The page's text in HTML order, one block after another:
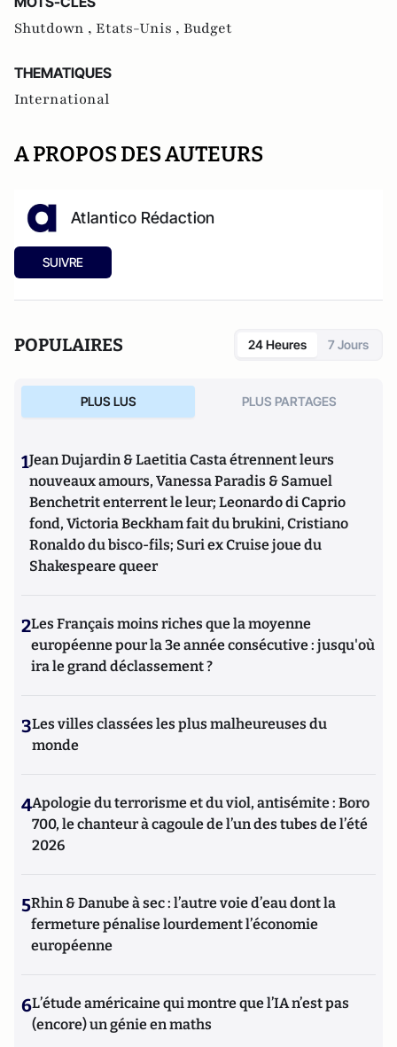
Shutdown , Etats-Unis , Budget
THEMATIQUES
International
A PROPOS DES AUTEURS
Atlantico Rédaction
SUIVRE
POPULAIRES 24 Heures 7 Jours
PLUS LUS PLUS PARTAGES
1Jean Dujardin & Laetitia Casta étrennent leurs
nouveaux amours, Vanessa Paradis & Samuel
Benchetrit enterrent le leur; Leonardo di Caprio
fond, Victoria Beckham fait du brukini, Cristiano
Ronaldo du bisco-fils; Suri ex Cruise joue du
Shakespeare queer
2Les Français moins riches que la moyenne
européenne pour la 3e année consécutive : jusqu'où
ira le grand déclassement ?
3Les villes classées les plus malheureuses du
monde
4Apologie du terrorisme et du viol, antisémite : Boro
700, le chanteur à cagoule de l’un des tubes de l’été
2026
5Rhin & Danube à sec : l’autre voie d’eau dont la
fermeture pénalise lourdement l’économie
européenne
6L’étude américaine qui montre que l’IA n’est pas
(encore) un génie en maths